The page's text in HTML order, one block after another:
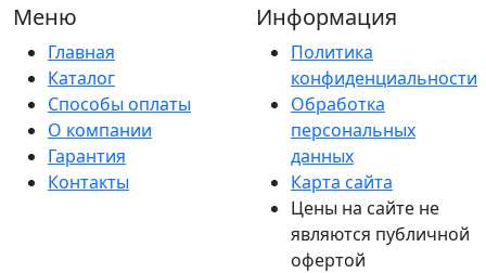
Меню
Главная
Каталог
Способы оплаты
О компании
Гарантия
Контакты
Информация
Политика
конфиденциальности
Обработка
персональных
данных
Карта сайта
Цены на сайте не
являются публичной
офертой